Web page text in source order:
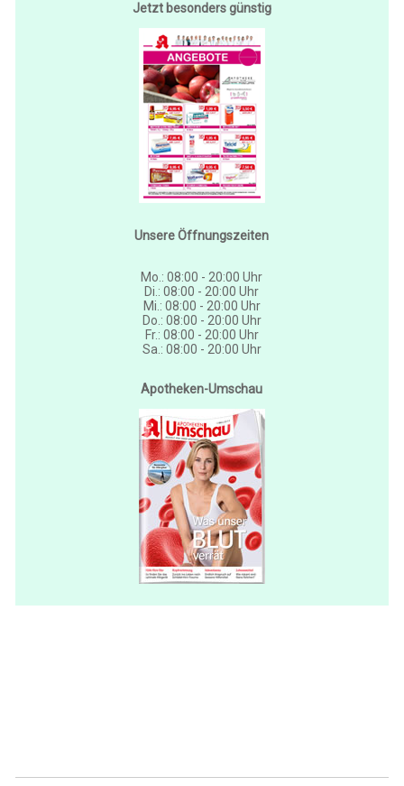
Jetzt besonders günstig
Unsere Öffnungszeiten
Mo.: 08:00 - 20:00 Uhr
Di.: 08:00 - 20:00 Uhr
Mi.: 08:00 - 20:00 Uhr
Do.: 08:00 - 20:00 Uhr
Fr.: 08:00 - 20:00 Uhr
Sa.: 08:00 - 20:00 Uhr
Apotheken-Umschau